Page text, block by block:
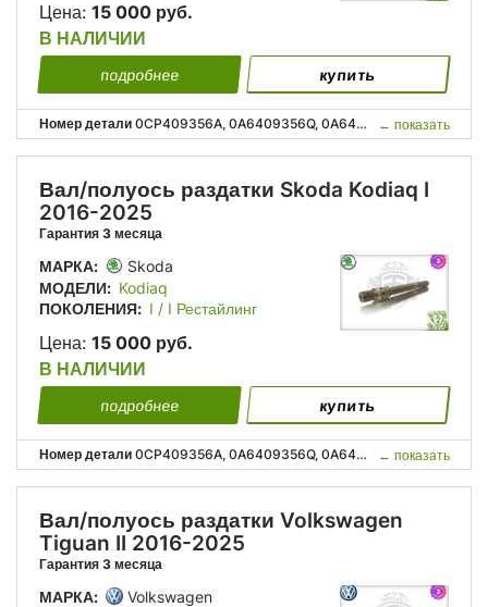
Цена: 15 000 руб.
В НАЛИЧИИ
подробнее купить
Номер детали 0CP409356A, 0A6409356Q, 0A6409351N, 0CP 409 356 A, 0A6 409 356 Q, 0A6 409 351 N; ← показать
Вал/полуось раздатки Skoda Kodiaq I
2016-2025
Гарантия 3 месяца
МАРКА:
Skoda
МОДЕЛИ: Kodiaq
ПОКОЛЕНИЯ: I / I Рестайлинг
Цена: 15 000 руб.
В НАЛИЧИИ
подробнее купить
Номер детали 0CP409356A, 0A6409356Q, 0A6409351N, 0CP 409 356 A, 0A6 409 356 Q, 0A6 409 351 N; ← показать
Вал/полуось раздатки Volkswagen
Tiguan II 2016-2025
Гарантия 3 месяца
МАРКА:
Volkswagen